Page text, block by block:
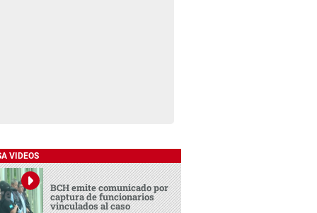
VIDEOS
BCH emite comunicado por
captura de funcionarios
vinculados al caso